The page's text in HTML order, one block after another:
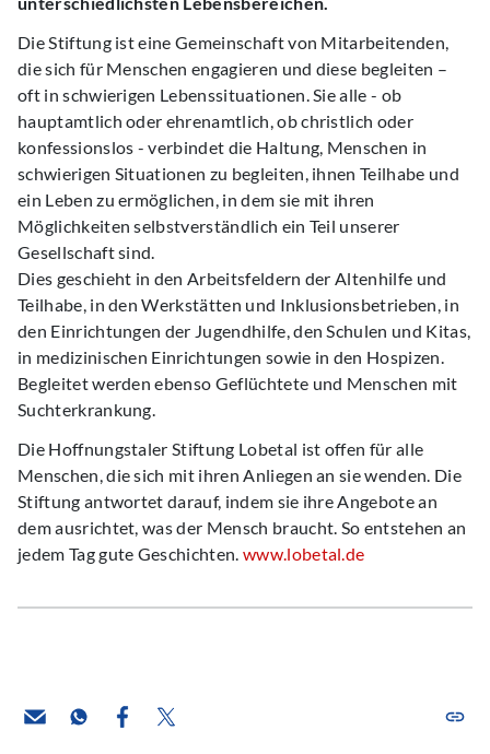
Die Stiftung ist eine Gemeinschaft von Mitarbeitenden,
die sich für Menschen engagieren und diese begleiten –
oft in schwierigen Lebenssituationen. Sie alle - ob
hauptamtlich oder ehrenamtlich, ob christlich oder
konfessionslos - verbindet die Haltung, Menschen in
schwierigen Situationen zu begleiten, ihnen Teilhabe und
ein Leben zu ermöglichen, in dem sie mit ihren
Möglichkeiten selbstverständlich ein Teil unserer
Gesellschaft sind.
Dies geschieht in den Arbeitsfeldern der Altenhilfe und
Teilhabe, in den Werkstätten und Inklusionsbetrieben, in
den Einrichtungen der Jugendhilfe, den Schulen und Kitas,
in medizinischen Einrichtungen sowie in den Hospizen.
Begleitet werden ebenso Geflüchtete und Menschen mit
Suchterkrankung.
Die Hoffnungstaler Stiftung Lobetal ist offen für alle
Menschen, die sich mit ihren Anliegen an sie wenden. Die
Stiftung antwortet darauf, indem sie ihre Angebote an
dem ausrichtet, was der Mensch braucht. So entstehen an
jedem Tag gute Geschichten. www.lobetal.de